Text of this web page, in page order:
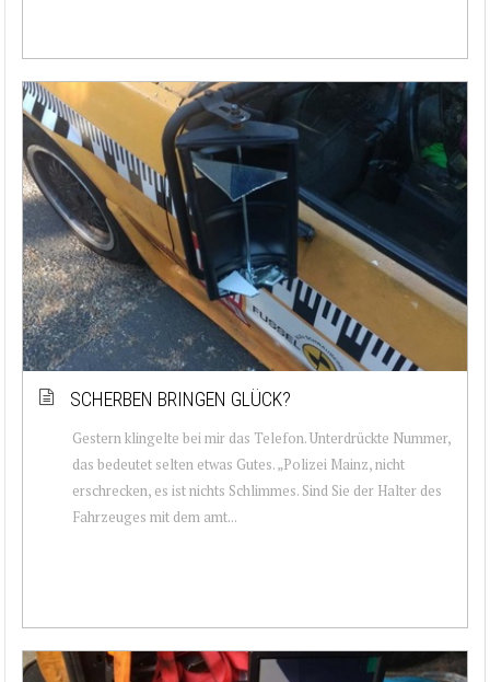
SCHERBEN BRINGEN GLÜCK?
Gestern klingelte bei mir das Telefon. Unterdrückte Nummer,
das bedeutet selten etwas Gutes. „Polizei Mainz, nicht
erschrecken, es ist nichts Schlimmes. Sind Sie der Halter des
Fahrzeuges mit dem amt...